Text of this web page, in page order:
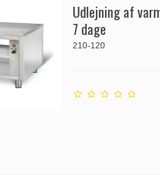
Udlejning af
7 dage
210-120